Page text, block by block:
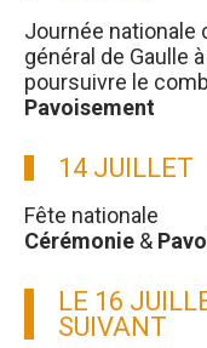
Journée nationale
général de Gaulle
poursuivre le
Pavoisement
14 JUILLET
Fête nationale
Cérémonie &
LE 16
SUIVANT